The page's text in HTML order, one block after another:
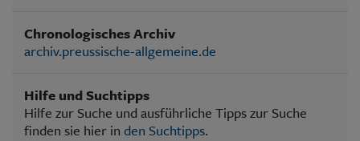
Chronologisches Archiv
archiv.preussische-allgemeine.de
Hilfe und Suchtipps
Hilfe zur Suche und ausführliche Tipps zur Suche
finden sie hier in den Suchtipps.